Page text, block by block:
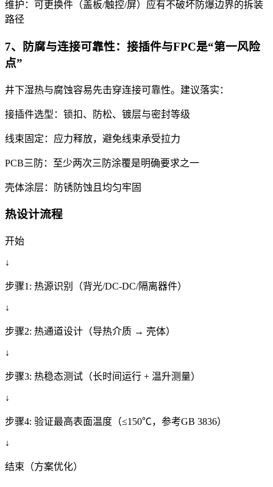
维护：可更换件（盖板/触控/屏）应有不破坏防爆边界的拆装
路径
7、防腐与连接可靠性：接插件与FPC是“第一风险
点”
井下湿热与腐蚀容易先击穿连接可靠性。建议落实：
接插件选型：锁扣、防松、镀层与密封等级
线束固定：应力释放，避免线束承受拉力
PCB三防：至少两次三防涂覆是明确要求之一
壳体涂层：防锈防蚀且均匀牢固
热设计流程
开始
↓
步骤1: 热源识别（背光/DC-DC/隔离器件）
↓
步骤2: 热通道设计（导热介质 → 壳体）
↓
步骤3: 热稳态测试（长时间运行 + 温升测量）
↓
步骤4: 验证最高表面温度（≤150℃，参考GB 3836）
↓
结束（方案优化）